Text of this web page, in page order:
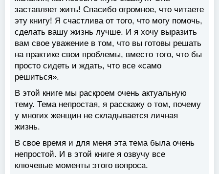
заставляет жить! Спасибо огромное, что читаете
эту книгу! Я счастлива от того, что могу помочь,
сделать вашу жизнь лучше. И я хочу выразить
вам свое уважение в том, что вы готовы решать
на практике свои проблемы, вместо того, что бы
просто сидеть и ждать, что все «само
решиться».
В этой книге мы раскроем очень актуальную
тему. Тема непростая, я расскажу о том, почему
у многих женщин не складывается личная
жизнь.
В свое время и для меня эта тема была очень
непростой. И в этой книге я озвучу все
ключевые моменты этого вопроса.